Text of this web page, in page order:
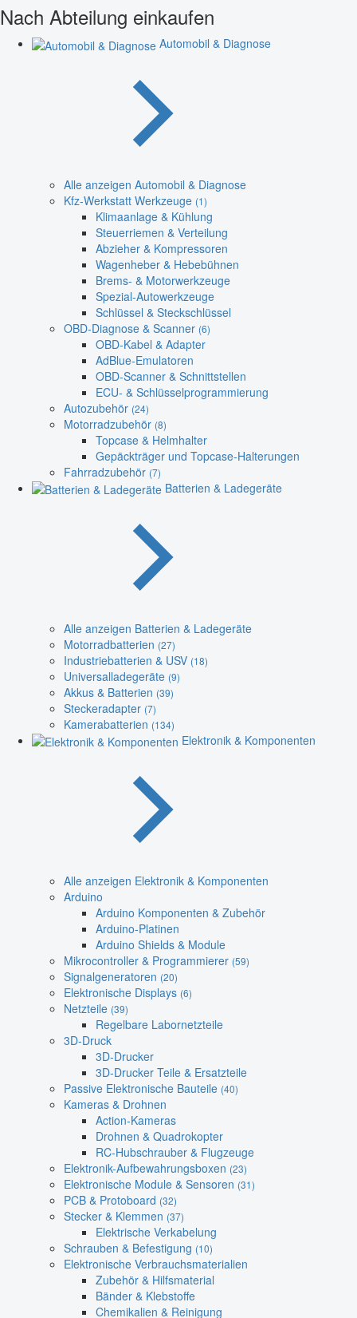
Nach Abteilung einkaufen
Automobil & Diagnose
Alle anzeigen Automobil & Diagnose
Kfz-Werkstatt Werkzeuge (1)
Klimaanlage & Kühlung
Steuerriemen & Verteilung
Abzieher & Kompressoren
Wagenheber & Hebebühnen
Brems- & Motorwerkzeuge
Spezial-Autowerkzeuge
Schlüssel & Steckschlüssel
OBD-Diagnose & Scanner (6)
OBD-Kabel & Adapter
AdBlue-Emulatoren
OBD-Scanner & Schnittstellen
ECU- & Schlüsselprogrammierung
Autozubehör (24)
Motorradzubehör (8)
Topcase & Helmhalter
Gepäckträger und Topcase-Halterungen
Fahrradzubehör (7)
Batterien & Ladegeräte
Alle anzeigen Batterien & Ladegeräte
Motorradbatterien (27)
Industriebatterien & USV (18)
Universalladegeräte (9)
Akkus & Batterien (39)
Steckeradapter (7)
Kamerabatterien (134)
Elektronik & Komponenten
Alle anzeigen Elektronik & Komponenten
Arduino
Arduino Komponenten & Zubehör
Arduino-Platinen
Arduino Shields & Module
Mikrocontroller & Programmierer (59)
Signalgeneratoren (20)
Elektronische Displays (6)
Netzteile (39)
Regelbare Labornetzteile
3D-Druck
3D-Drucker
3D-Drucker Teile & Ersatzteile
Passive Elektronische Bauteile (40)
Kameras & Drohnen
Action-Kameras
Drohnen & Quadrokopter
RC-Hubschrauber & Flugzeuge
Elektronik-Aufbewahrungsboxen (23)
Elektronische Module & Sensoren (31)
PCB & Protoboard (32)
Stecker & Klemmen (37)
Elektrische Verkabelung
Schrauben & Befestigung (10)
Elektronische Verbrauchsmaterialien
Zubehör & Hilfsmaterial
Bänder & Klebstoffe
Chemikalien & Reinigung